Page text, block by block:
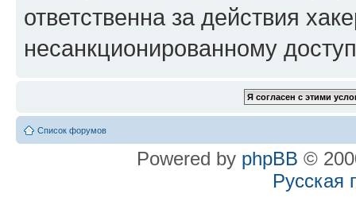
ответственна за действия
несанкционированному
Список форумов
Powered by phpBB ©
Русская